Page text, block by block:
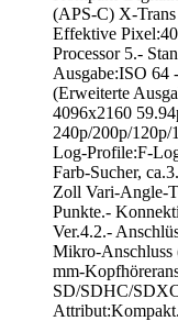
(APS-C) X-
Effektive
Processor 5.-
Ausgabe:ISO 64
(Erweiterte
4096x2160
240p/200p/120p/
Log-Profile:F-
Farb-Sucher,
Zoll Vari-Angle-
Punkte.-
Ver.4.2.-
Mikro-Anschluss
mm-
SD/SDHC/
Attribut:Kompakt.